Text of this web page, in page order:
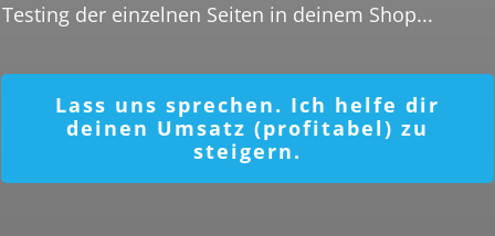
Testing der einzelnen Seiten in deinem Shop...
Lass uns sprechen. Ich helfe dir
deinen Umsatz (profitabel) zu
steigern.